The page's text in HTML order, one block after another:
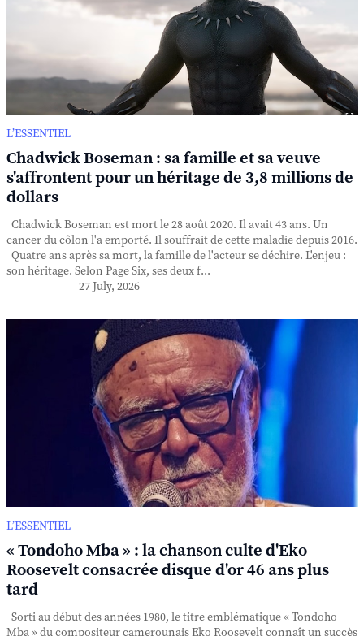
L’ESSENTIEL
Chadwick Boseman : sa famille et sa veuve
s'affrontent pour un héritage de 3,8 millions de
dollars
Chadwick Boseman est mort le 28 août 2020. Il avait 43 ans. Un
cancer du côlon l'a emporté. Il souffrait de cette maladie depuis 2016.
Quatre ans après sa mort, la famille de l'acteur se déchire. L'enjeu :
son héritage. Selon Page Six, ses deux f...
27 July, 2026
L’ESSENTIEL
« Tondoho Mba » : la chanson culte d'Eko
Roosevelt consacrée disque d'or 46 ans plus
tard
Sorti au début des années 1980, le titre emblématique « Tondoho
Mba » du compositeur camerounais Eko Roosevelt connaît un succès